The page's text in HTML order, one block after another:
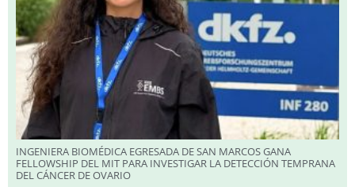
INGENIERA BIOMÉDICA EGRESADA DE SAN MARCOS GANA
FELLOWSHIP DEL MIT PARA INVESTIGAR LA DETECCIÓN TEMPRANA
DEL CÁNCER DE OVARIO